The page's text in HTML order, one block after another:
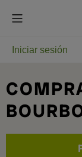
Iniciar sesión